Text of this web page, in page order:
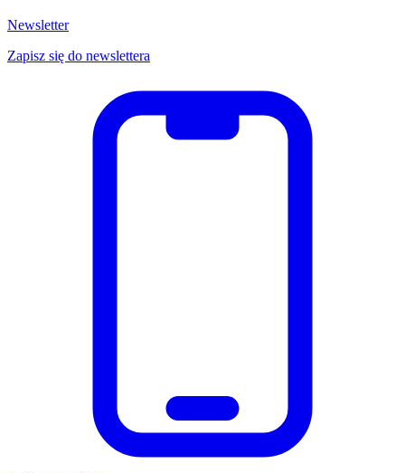
Newsletter
Zapisz się do newslettera